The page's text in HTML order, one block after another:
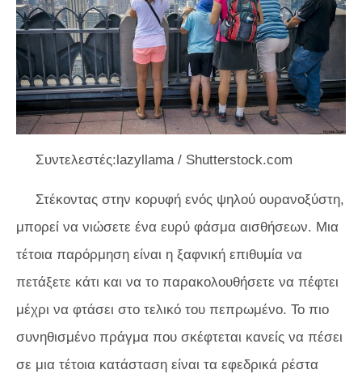
Συντελεστές:lazyllama / Shutterstock.com
Στέκοντας στην κορυφή ενός ψηλού ουρανοξύστη,
μπορεί να νιώσετε ένα ευρύ φάσμα αισθήσεων. Μια
τέτοια παρόρμηση είναι η ξαφνική επιθυμία να
πετάξετε κάτι και να το παρακολουθήσετε να πέφτει
μέχρι να φτάσει στο τελικό του πεπρωμένο. Το πιο
συνηθισμένο πράγμα που σκέφτεται κανείς να πέσει
σε μια τέτοια κατάσταση είναι τα εφεδρικά ρέστα